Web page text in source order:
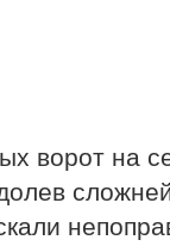
ворот на